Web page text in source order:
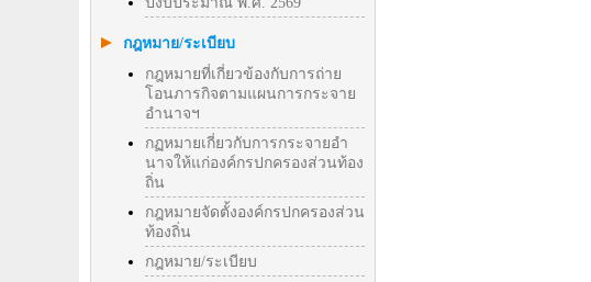
กฎหมาย/ระเบียบ
กฎหมายที่เกี่ยวข้องกับการถ่าย
โอนภารกิจตามแผนการกระจาย
อำนาจฯ
กฏหมายเกี่ยวกับการกระจายอำ
นาจให้แก่องค์กรปกครองส่วนท้อง
ถิ่น
กฎหมายจัดตั้งองค์กรปกครองส่วน
ท้องถิ่น
กฎหมาย/ระเบียบ